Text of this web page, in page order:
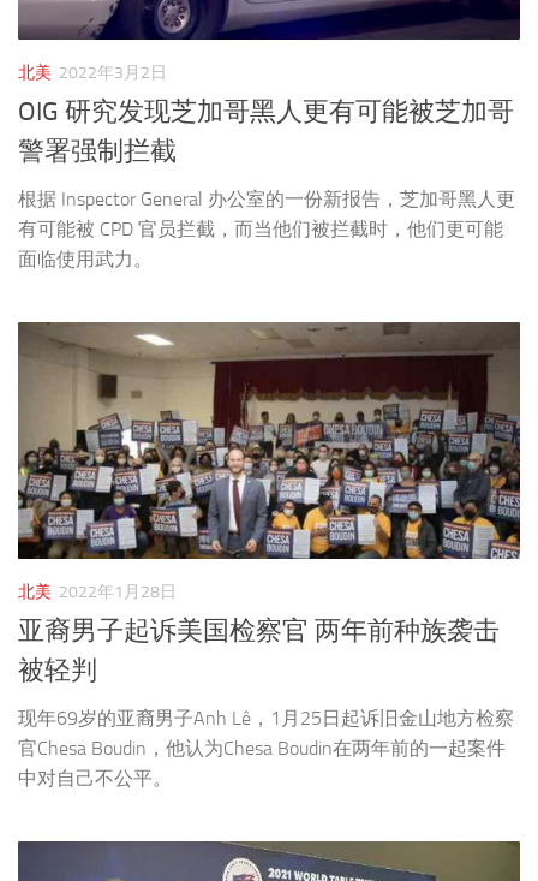
北美 2022年3月2日
OIG 研究发现芝加哥黑人更有可能被芝加哥
警署强制拦截
根据 Inspector General 办公室的一份新报告，芝加哥黑人更
有可能被 CPD 官员拦截，而当他们被拦截时，他们更可能
面临使用武力。
北美 2022年1月28日
亚裔男子起诉美国检察官 两年前种族袭击
被轻判
现年69岁的亚裔男子Anh Lê，1月25日起诉旧金山地方检察
官Chesa Boudin，他认为Chesa Boudin在两年前的一起案件
中对自己不公平。